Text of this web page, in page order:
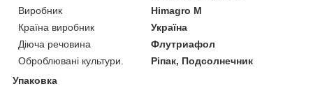
Виробник
Himagro M
Країна виробник
Україна
Діюча речовина
Флутриафол
Оброблювані культури.
Ріпак, Подсолнечник
Упаковка